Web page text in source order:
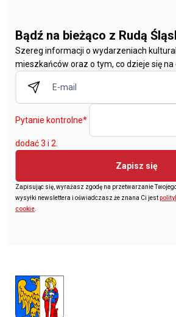
Bądź na bieżąco z Rudą
Szereg informacji o wydarzeniach
mieszkańców oraz o tym, co dzieje się na
Pytanie kontrolne*
dodać 3 i 2.
Zapisz się
Zapisując się, wyrażasz zgodę na przetwarzanie
wysyłki newslettera i oświadczasz że znana Ci jest
cookie